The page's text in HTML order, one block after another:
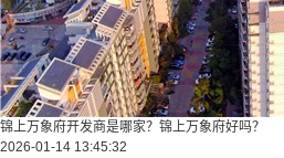
锦上万象府开发商是哪家？锦上万象府好吗？
2026-01-14 13:45:32